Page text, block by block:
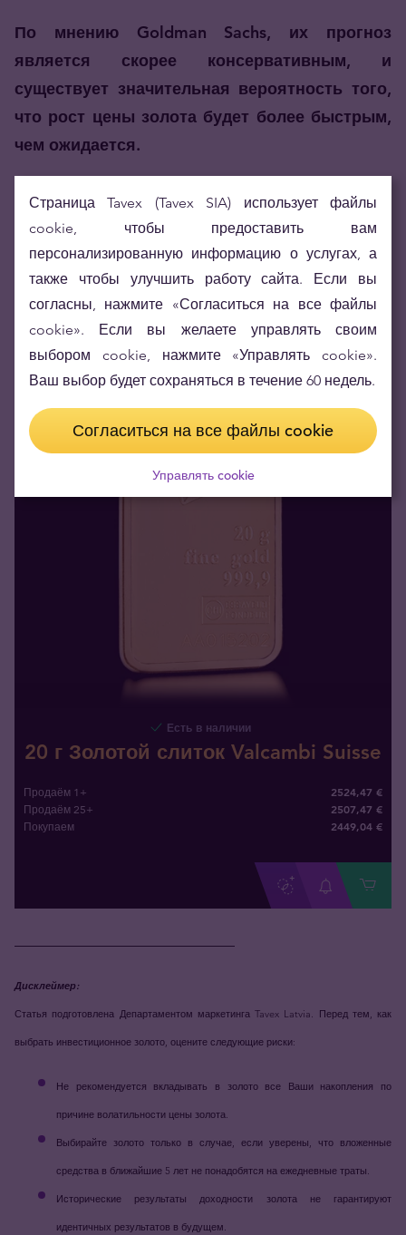
По мнению Goldman Sachs, их прогноз
является скорее консервативным, и
существует значительная вероятность того,
что рост цены золота будет более быстрым,
чем ожидается.
что опасения по поводу государственного долга
и бюджетной ситуации могут снизиться. Это
потенциально может уменьшить интерес
инвесторов к золоту.
LOYALTY
Есть в наличии
20 г Золотой слиток Valcambi Suisse
Продаём 1+ 2524,47 €
Продаём 25+ 2507,47 €
Покупаем 2449,04 €
Дисклеймер:
Статья подготовлена Департаментом маркетинга Tavex Latvia. Перед тем, как
выбрать инвестиционное золото, оцените следующие риски:
Не рекомендуется вкладывать в золото все Ваши накопления по
причине волатильности цены золота.
Выбирайте золото только в случае, если уверены, что вложенные
средства в ближайшие 5 лет не понадобятся на ежедневные траты.
Исторические результаты доходности золота не гарантируют
идентичных результатов в будущем.
Страница Tavex (Tavex SIA) использует файлы
cookie, чтобы предоставить вам
персонализированную информацию о услугах, а
также чтобы улучшить работу сайта. Если вы
согласны, нажмите «Согласиться на все файлы
cookie». Если вы желаете управлять своим
выбором cookie, нажмите «Управлять cookie».
Ваш выбор будет сохраняться в течение 60 недель.
Согласиться на все файлы cookie
Управлять cookie